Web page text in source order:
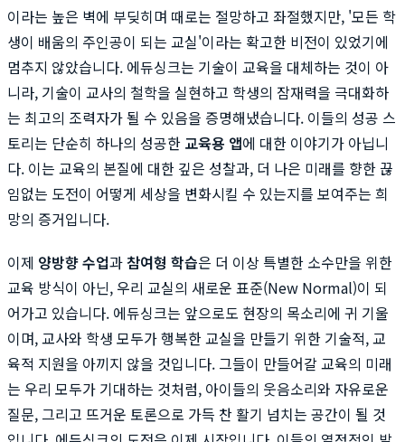
이라는 높은 벽에 부딪히며 때로는 절망하고 좌절했지만, '모든 학
생이 배움의 주인공이 되는 교실'이라는 확고한 비전이 있었기에
멈추지 않았습니다. 에듀싱크는 기술이 교육을 대체하는 것이 아
니라, 기술이 교사의 철학을 실현하고 학생의 잠재력을 극대화하
는 최고의 조력자가 될 수 있음을 증명해냈습니다. 이들의 성공 스
토리는 단순히 하나의 성공한 교육용 앱에 대한 이야기가 아닙니
다. 이는 교육의 본질에 대한 깊은 성찰과, 더 나은 미래를 향한 끊
임없는 도전이 어떻게 세상을 변화시킬 수 있는지를 보여주는 희
망의 증거입니다.
이제 양방향 수업과참여형 학습은 더 이상 특별한 소수만을 위한
교육 방식이 아닌, 우리 교실의 새로운 표준(New Normal)이 되
어가고 있습니다. 에듀싱크는 앞으로도 현장의 목소리에 귀 기울
이며, 교사와 학생 모두가 행복한 교실을 만들기 위한 기술적, 교
육적 지원을 아끼지 않을 것입니다. 그들이 만들어갈 교육의 미래
는 우리 모두가 기대하는 것처럼, 아이들의 웃음소리와 자유로운
질문, 그리고 뜨거운 토론으로 가득 찬 활기 넘치는 공간이 될 것